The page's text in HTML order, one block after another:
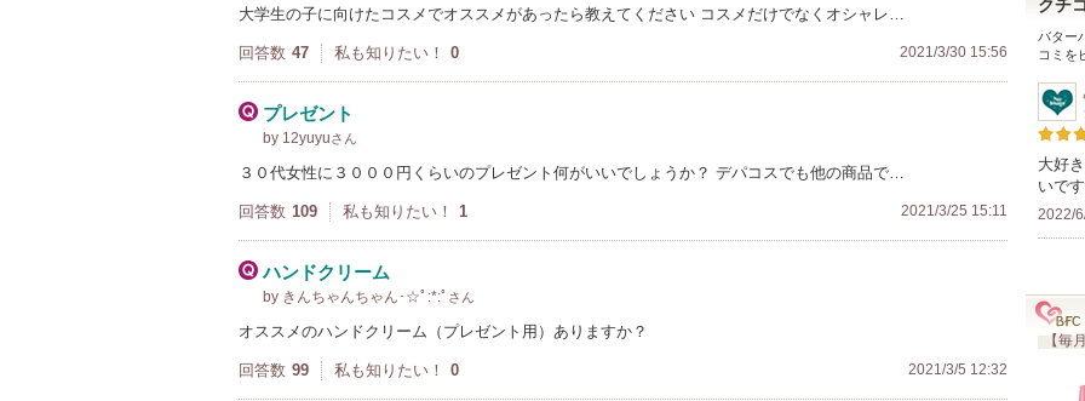
大学生の子に向けたコスメでオススメがあったら教えてください コスメだけでなくオシャレ…
回答数 47 私も知りたい！ 0 2021/3/30 15:56
プレゼント
by 12yuyuさん
３０代女性に３０００円くらいのプレゼント何がいいでしょうか？ デパコスでも他の商品で…
回答数 109 私も知りたい！ 1 2021/3/25 15:11
ハンドクリーム
by きんちゃんちゃん･☆ﾟ:*:ﾟ さん
オススメのハンドクリーム（プレゼント用）ありますか？
回答数 99 私も知りたい！ 0 2021/3/5 12:32
クチ
バター
コミを
大好
いです
2022/
【毎